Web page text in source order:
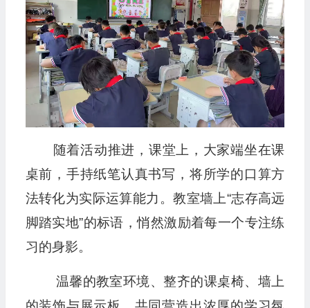
随着活动推进，课堂上，大家端坐在课
桌前，手持纸笔认真书写，将所学的口算方
法转化为实际运算能力。教室墙上“志存高远
脚踏实地”的标语，悄然激励着每一个专注练
习的身影。
温馨的教室环境、整齐的课桌椅、墙上